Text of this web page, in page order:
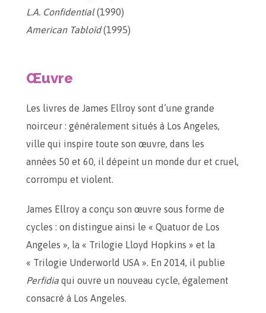
L.A. Confidential(1990)
American Tabloïd(1995)
Œuvre
Les livres de James Ellroy sont d’une grande
noirceur : généralement situés à Los Angeles,
ville qui inspire toute son œuvre, dans les
années 50 et 60, il dépeint un monde dur et cruel,
corrompu et violent.
James Ellroy a conçu son œuvre sous forme de
cycles : on distingue ainsi le « Quatuor de Los
Angeles », la « Trilogie Lloyd Hopkins » et la
« Trilogie Underworld USA ». En 2014, il publie
Perfidia qui ouvre un nouveau cycle, également
consacré à Los Angeles.